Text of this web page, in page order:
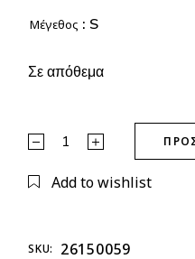
Μέγεθος : S
Σε απόθεμα
Μπλούζα Τουνίκ με
Add to wishlist
SKU: 26150059